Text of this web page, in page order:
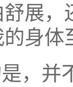
展，
身体
，并